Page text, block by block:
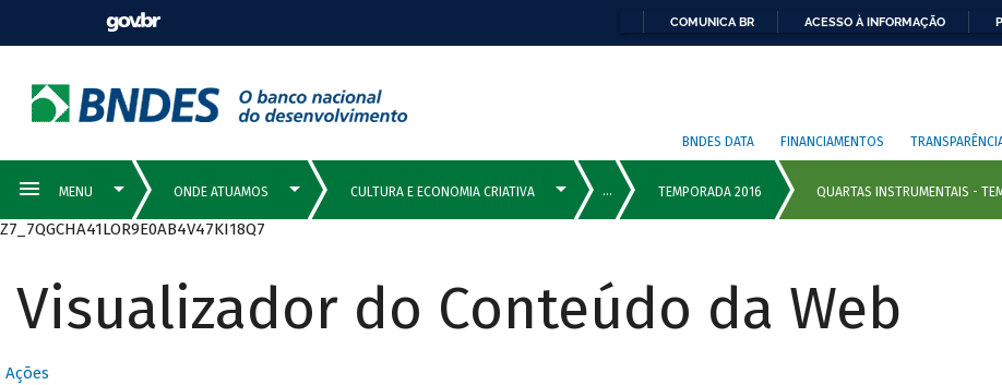
COMUNICA BR ACESSO À INFORMAÇÃO
BNDES DATA FINANCIAMENTOS
Z7_7QGCHA41LOR9E0AB4V47KI18Q7
Visualizador do Conteúdo da Web
Ações